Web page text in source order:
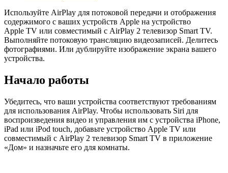
Используйте AirPlay для потоковой передачи и отображения
содержимого с ваших устройств Apple на устройство
Apple TV или совместимый с AirPlay 2 телевизор Smart TV.
Выполняйте потоковую трансляцию видеозаписей. Делитесь
фотографиями. Или дублируйте изображение экрана вашего
устройства.
Начало работы
Убедитесь, что ваши устройства соответствуют требованиям
для использования AirPlay. Чтобы использовать Siri для
воспроизведения видео и управления им с устройства iPhone,
iPad или iPod touch, добавьте устройство Apple TV или
совместимый с AirPlay 2 телевизор Smart TV в приложение
«Дом» и назначьте его для комнаты.